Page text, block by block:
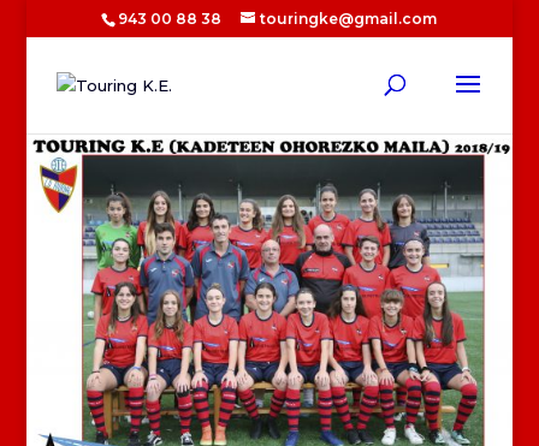
943 00 88 38 touringke@gmail.com